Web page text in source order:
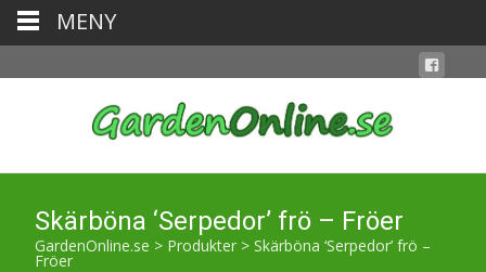
Skärböna ‘Serpedor’ frö – Fröer
GardenOnline.se > Produkter > Skärböna ‘Serpedor’ frö –
Fröer
MENY